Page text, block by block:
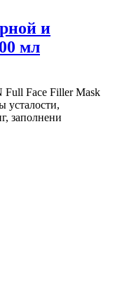
и
мл
Face Filler Mask
усталости,
заполнени